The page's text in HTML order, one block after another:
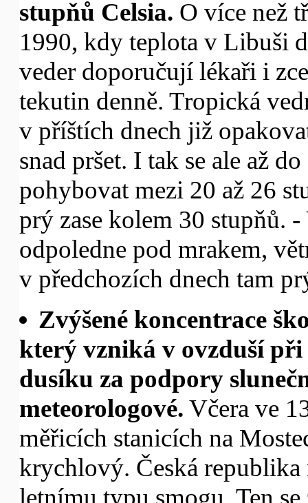
stupňů Celsia. O více než
1990, kdy teplota v Libuši
veder doporučují lékaři i
tekutin denně. Tropická
v příštích dnech již
snad pršet. I tak se ale až
pohybovat mezi 20 až 26
prý zase kolem 30 stupňů.
odpoledne pod mrakem,
v předchozích dnech tam
Zvýšené koncentrace
který vzniká v ovzduší
dusíku za podpory
meteorologové. Včera ve
měřicích stanicích na
krychlový. Česká
letnímu typu smogu. Ten